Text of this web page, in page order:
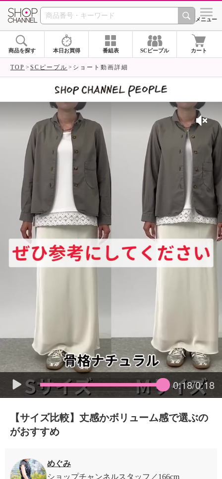
SHOP CHANNEL シメニュー
商品を探す 本日お買得 番組表 SCピープル カート
TOP SCピープル ショート動画詳細
0:18/0:18
【サイズ比較】丈感かボリューム感で選ぶの
がおすすめ
めぐみ
ショップチャンネルスタッフ
166cm